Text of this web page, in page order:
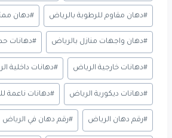
#دهان مقاوم للرطوبة بالرياض #دهان
#دهان واجهات منازل بالرياض #دهانات
#دهانات خارجية الرياض #دهانات داخلية
#دهانات ديكورية الرياض #دهانات ناعمة
#رقم دهان الرياض #رقم دهان في الرياض